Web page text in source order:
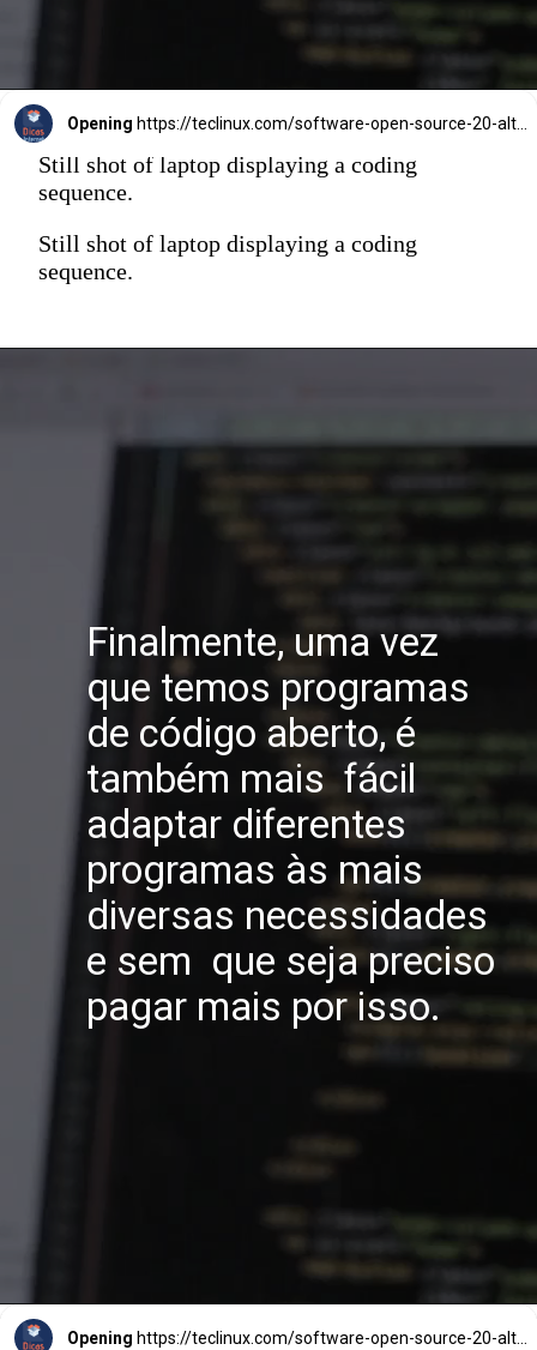
Opening
Still shot of laptop displaying a coding
sequence.
Still shot of laptop displaying a coding
sequence.
Finalmente, uma vez
que temos programas
de código aberto, é
também mais fácil
adaptar diferentes
programas às mais
diversas necessidades
e sem que seja preciso
pagar mais por isso.
Opening